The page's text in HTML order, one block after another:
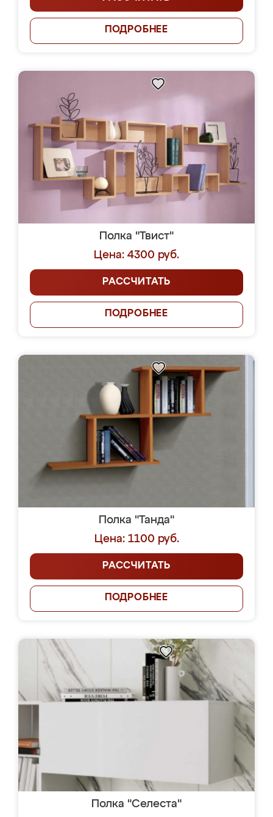
ПОДРОБНЕЕ
Полка "Твист"
Цена: 4300 руб.
РАССЧИТАТЬ
ПОДРОБНЕЕ
Полка "Танда"
Цена: 1100 руб.
РАССЧИТАТЬ
ПОДРОБНЕЕ
Полка "Селеста"